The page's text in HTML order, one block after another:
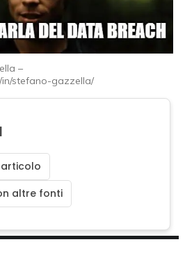
–
stefano-gazzella/
articolo
altre fonti